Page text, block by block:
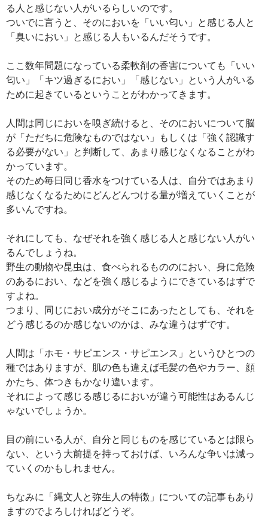
る人と感じない人がいるらしいのです。
ついでに言うと、そのにおいを「いい匂い」と感じる人と
「臭いにおい」と感じる人もいるんだそうです。
ここ数年問題になっている柔軟剤の香害についても「いい
匂い」「キツ過ぎるにおい」「感じない」という人がいる
ために起きているということがわかってきます。
人間は同じにおいを嗅ぎ続けると、そのにおいについて脳
が「ただちに危険なものではない」もしくは「強く認識す
る必要がない」と判断して、あまり感じなくなることがわ
かっています。
そのため毎日同じ香水をつけている人は、自分ではあまり
感じなくなるためにどんどんつける量が増えていくことが
多いんですね。
それにしても、なぜそれを強く感じる人と感じない人がい
るんでしょうね。
野生の動物や昆虫は、食べられるもののにおい、身に危険
のあるにおい、などを強く感じるようにできているはずで
すよね。
つまり、同じにおい成分がそこにあったとしても、それを
どう感じるのか感じないのかは、みな違うはずです。
人間は「ホモ・サピエンス・サピエンス」というひとつの
種ではありますが、肌の色も違えば毛髪の色やカラー、顔
かたち、体つきもかなり違います。
それによって感じる感じるにおいが違う可能性はあるんじ
ゃないでしょうか。
目の前にいる人が、自分と同じものを感じているとは限ら
ない、という大前提を持っておけば、いろんな争いは減っ
ていくのかもしれません。
ちなみに「縄文人と弥生人の特徴」についての記事もあり
ますのでよろしければどうぞ。